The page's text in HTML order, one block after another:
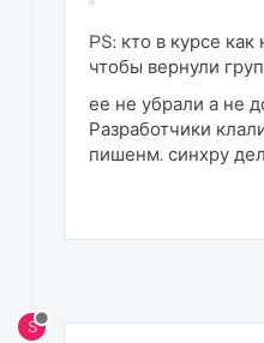
PS: кто в курсе как
чтобы вернули
ее не убрали а не
Разработчики
пишенм. синхру
S